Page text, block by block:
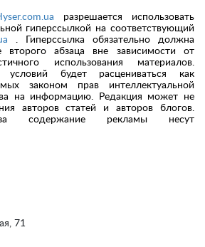
71
разрешается использовать
гиперссылкой на соответствующий
. Гиперссылка обязательно должна
второго абзаца вне зависимости от
использования материалов.
будет расцениваться как
законом прав интеллектуальной
на информацию. Редакция может не
авторов статей и авторов блогов.
за содержание рекламы несут